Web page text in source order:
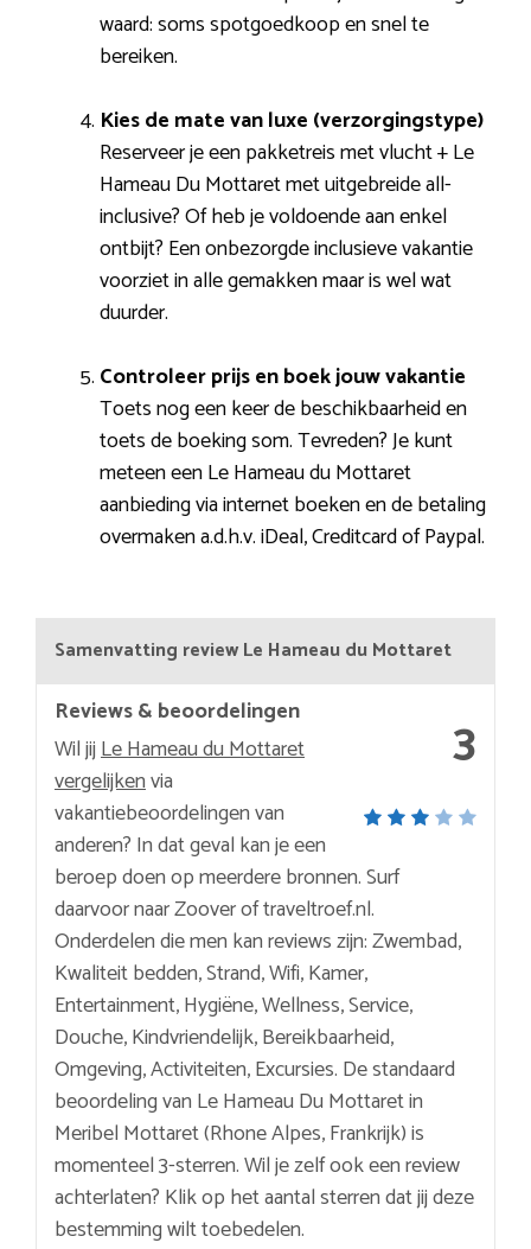
waard: soms spotgoedkoop en snel te
bereiken.
Kies de mate van luxe (verzorgingstype)
Reserveer je een pakketreis met vlucht + Le
Hameau Du Mottaret met uitgebreide all-
inclusive? Of heb je voldoende aan enkel
ontbijt? Een onbezorgde inclusieve vakantie
voorziet in alle gemakken maar is wel wat
duurder.
Controleer prijs en boek jouw vakantie
Toets nog een keer de beschikbaarheid en
toets de boeking som. Tevreden? Je kunt
meteen een Le Hameau du Mottaret
aanbieding via internet boeken en de betaling
overmaken a.d.h.v. iDeal, Creditcard of Paypal.
Samenvatting review Le Hameau du Mottaret
3
Reviews & beoordelingen
Wil jijLe Hameau du Mottaret
vergelijkenvia
vakantiebeoordelingen van
anderen? In dat geval kan je een
beroep doen op meerdere bronnen. Surf
daarvoor naar Zoover of traveltroef.nl.
Onderdelen die men kan reviews zijn: Zwembad,
Kwaliteit bedden, Strand, Wifi, Kamer,
Entertainment, Hygiëne, Wellness, Service,
Douche, Kindvriendelijk, Bereikbaarheid,
Omgeving, Activiteiten, Excursies. De standaard
beoordeling van Le Hameau Du Mottaret in
Meribel Mottaret (Rhone Alpes, Frankrijk) is
momenteel 3-sterren. Wil je zelf ook een review
achterlaten? Klik op het aantal sterren dat jij deze
bestemming wilt toebedelen.